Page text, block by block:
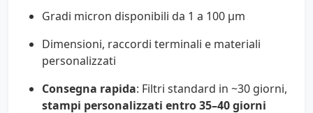
Gradi micron disponibili da 1 a 100 µm
Dimensioni, raccordi terminali e materiali
personalizzati
Consegna rapida: Filtri standard in ~30 giorni,
stampi personalizzati entro 35–40 giorni